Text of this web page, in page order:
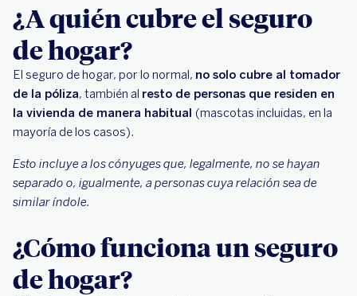
¿A quién cubre el seguro
de hogar?
El seguro de hogar, por lo normal, no solo cubre al tomador
de la póliza, también al resto de personas que residen en
la vivienda de manera habitual (mascotas incluidas, en la
mayoría de los casos).
Esto incluye a los cónyuges que, legalmente, no se hayan
separado o, igualmente, a personas cuya relación sea de
similar índole.
¿Cómo funciona un seguro
de hogar?